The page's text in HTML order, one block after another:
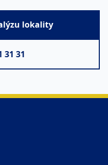
lokality
31 31